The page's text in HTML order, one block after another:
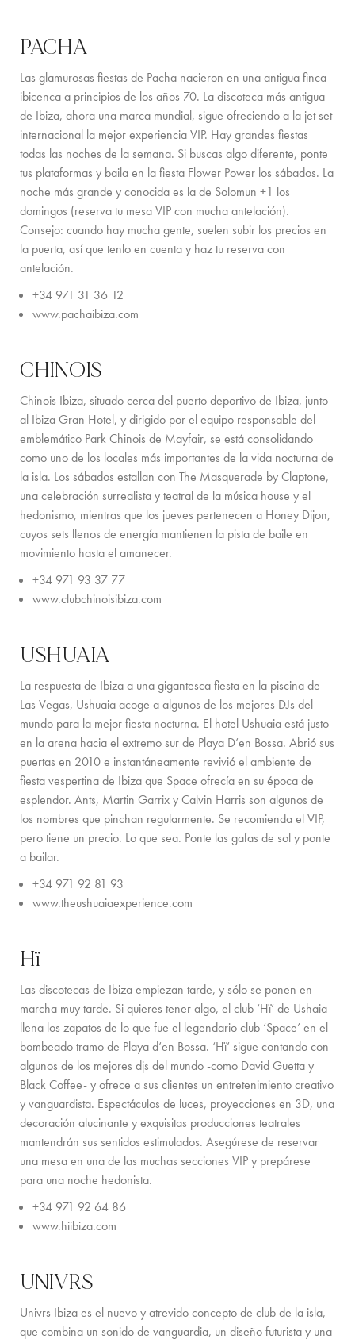
PACHA
Las glamurosas fiestas de Pacha nacieron en una antigua finca
ibicenca a principios de los años 70. La discoteca más antigua
de Ibiza, ahora una marca mundial, sigue ofreciendo a la jet set
internacional la mejor experiencia VIP. Hay grandes fiestas
todas las noches de la semana. Si buscas algo diferente, ponte
tus plataformas y baila en la fiesta Flower Power los sábados. La
noche más grande y conocida es la de Solomun +1 los
domingos (reserva tu mesa VIP con mucha antelación).
Consejo: cuando hay mucha gente, suelen subir los precios en
la puerta, así que tenlo en cuenta y haz tu reserva con
antelación.
+34 971 31 36 12
www.pachaibiza.com
CHINOIS
Chinois Ibiza, situado cerca del puerto deportivo de Ibiza, junto
al Ibiza Gran Hotel, y dirigido por el equipo responsable del
emblemático Park Chinois de Mayfair, se está consolidando
como uno de los locales más importantes de la vida nocturna de
la isla. Los sábados estallan con The Masquerade by Claptone,
una celebración surrealista y teatral de la música house y el
hedonismo, mientras que los jueves pertenecen a Honey Dijon,
cuyos sets llenos de energía mantienen la pista de baile en
movimiento hasta el amanecer.
+34 971 93 37 77
www.clubchinoisibiza.com
USHUAIA
La respuesta de Ibiza a una gigantesca fiesta en la piscina de
Las Vegas, Ushuaia acoge a algunos de los mejores DJs del
mundo para la mejor fiesta nocturna. El hotel Ushuaia está justo
en la arena hacia el extremo sur de Playa D’en Bossa. Abrió sus
puertas en 2010 e instantáneamente revivió el ambiente de
fiesta vespertina de Ibiza que Space ofrecía en su época de
esplendor. Ants, Martin Garrix y Calvin Harris son algunos de
los nombres que pinchan regularmente. Se recomienda el VIP,
pero tiene un precio. Lo que sea. Ponte las gafas de sol y ponte
a bailar.
+34 971 92 81 93
www.theushuaiaexperience.com
Hï
Las discotecas de Ibiza empiezan tarde, y sólo se ponen en
marcha muy tarde. Si quieres tener algo, el club ‘Hï’ de Ushaia
llena los zapatos de lo que fue el legendario club ‘Space’ en el
bombeado tramo de Playa d’en Bossa. ‘Hï’ sigue contando con
algunos de los mejores djs del mundo -como David Guetta y
Black Coffee- y ofrece a sus clientes un entretenimiento creativo
y vanguardista. Espectáculos de luces, proyecciones en 3D, una
decoración alucinante y exquisitas producciones teatrales
mantendrán sus sentidos estimulados. Asegúrese de reservar
una mesa en una de las muchas secciones VIP y prepárese
para una noche hedonista.
+34 971 92 64 86
www.hiibiza.com
UNIVRS
Univrs Ibiza es el nuevo y atrevido concepto de club de la isla,
que combina un sonido de vanguardia, un diseño futurista y una